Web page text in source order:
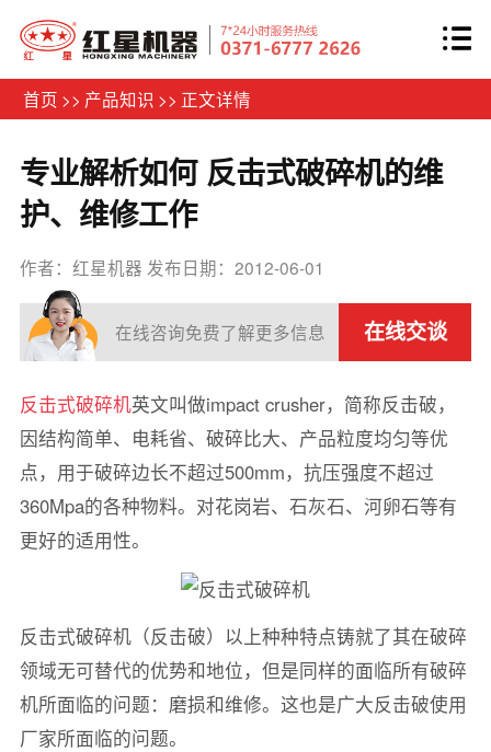
首页 >> 产品知识 >> 正文详情
专业解析如何 反击式破碎机的维
护、维修工作
作者：红星机器 发布日期：2012-06-01
在线咨询免费了解更多信息 在线交谈
反击式破碎机英文叫做impact crusher，简称反击破，
因结构简单、电耗省、破碎比大、产品粒度均匀等优
点，用于破碎边长不超过500mm，抗压强度不超过
360Mpa的各种物料。对花岗岩、石灰石、河卵石等有
更好的适用性。
反击式破碎机（反击破）以上种种特点铸就了其在破碎
领域无可替代的优势和地位，但是同样的面临所有破碎
机所面临的问题：磨损和维修。这也是广大反击破使用
厂家所面临的问题。